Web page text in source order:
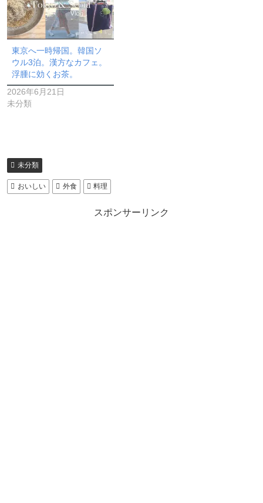
東京へ一時帰国。韓国ソ
ウル3泊。漢方なカフェ。
浮腫に効くお茶。
2026年6月21日
未分類
未分類
おいしい 外食 料理
スポンサーリンク